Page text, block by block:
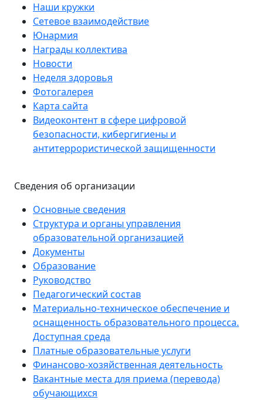
Наши кружки
Сетевое взаимодействие
Юнармия
Награды коллектива
Новости
Неделя здоровья
Фотогалерея
Карта сайта
Видеоконтент в сфере цифровой
безопасности, кибергигиены и
антитеррористической защищенности
Сведения об организации
Основные сведения
Структура и органы управления
образовательной организацией
Документы
Образование
Руководство
Педагогический состав
Материально-техническое обеспечение и
оснащенность образовательного процесса.
Доступная среда
Платные образовательные услуги
Финансово-хозяйственная деятельность
Вакантные места для приема (перевода)
обучающихся